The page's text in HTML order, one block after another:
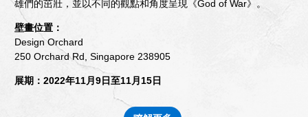
雄們的茁壯，並以不同的觀點和角度呈現《God of War》。
壁畫位置：
Design Orchard
250 Orchard Rd, Singapore 238905
展期： 2022年11月9日至11月15日